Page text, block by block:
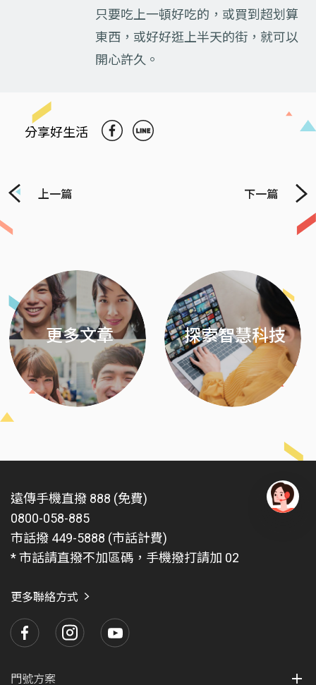
只要吃上一頓好吃的，或買到超划算
東西，或好好逛上半天的街，就可以
開心許久。
分享好生活
上一篇 下一篇
更多文章 探索智慧科技
Next
遠傳手機直撥 888 (免費)
0800-058-885
市話撥 449-5888 (市話計費)
* 市話請直撥不加區碼，手機撥打請加 02
更多聯絡方式
門號方案